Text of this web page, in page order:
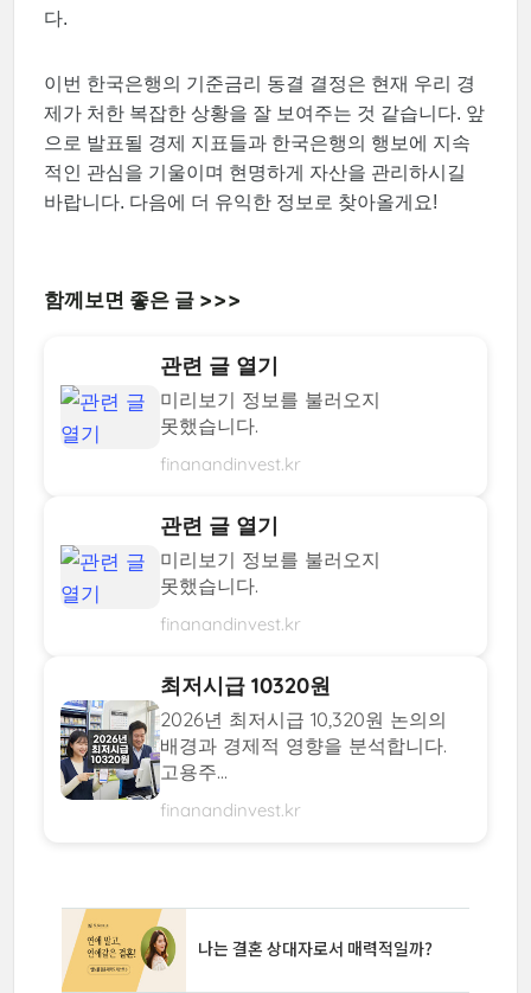
다.
이번 한국은행의 기준금리 동결 결정은 현재 우리 경
제가 처한 복잡한 상황을 잘 보여주는 것 같습니다. 앞
으로 발표될 경제 지표들과 한국은행의 행보에 지속
적인 관심을 기울이며 현명하게 자산을 관리하시길
바랍니다. 다음에 더 유익한 정보로 찾아올게요!
함께보면 좋은 글 >>>
관련 글 열기
미리보기 정보를 불러오지
못했습니다.
finanandinvest.kr
관련 글 열기
미리보기 정보를 불러오지
못했습니다.
finanandinvest.kr
최저시급 10320원
2026년 최저시급 10,320원 논의의
배경과 경제적 영향을 분석합니다.
고용주...
finanandinvest.kr